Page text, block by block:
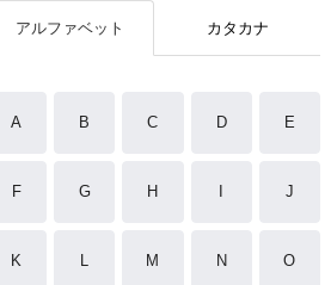
アルファベット カタカナ
A B C D E
F G H J
K L M N O